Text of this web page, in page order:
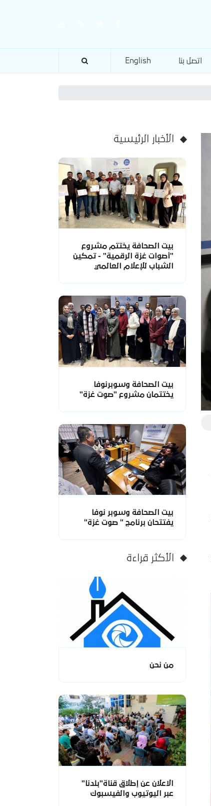
اتصل بنا English
الأخبار الرئيسية
بيت الصحافة يختتم مشروع
"أصوات غزة الرقمية" - تمكين
الشباب للإعلام العالمي
بيت الصحافة وسوبرنوفا
يختتمان مشروع "صوت غزة"
بيت الصحافة وسوبر نوفا
يفتتحان برنامج " صوت غزة"
الأكثر قراءة
من نحن
الاعلان عن إطلاق قناة"بلدنا"
عبر اليوتيوب والفيسبوك